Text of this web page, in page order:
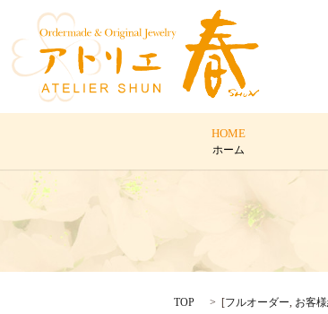
HOME
ホーム
TOP [フルオーダー お客